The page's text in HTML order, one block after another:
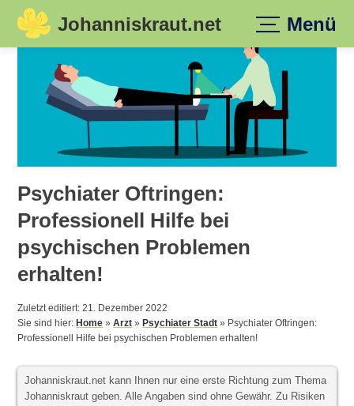
Skip
Johanniskraut.net Menü
Psychiater Oftringen:
Professionell Hilfe bei
psychischen Problemen
erhalten!
Zuletzt editiert: 21. Dezember 2022
Sie sind hier:Home »Arzt »Psychiater Stadt » Psychiater Oftringen:
Professionell Hilfe bei psychischen Problemen erhalten!
Johanniskraut.net kann Ihnen nur eine erste Richtung zum Thema
Johanniskraut geben. Alle Angaben sind ohne Gewähr. Zu Risiken